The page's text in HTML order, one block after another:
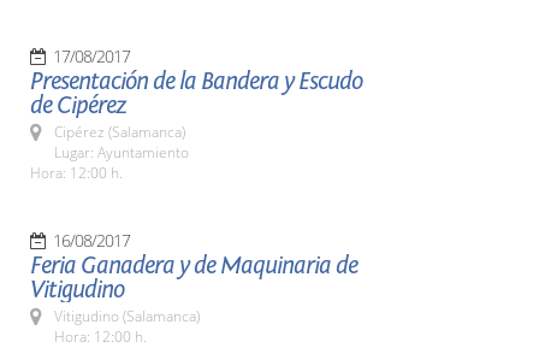
17/08/2017
Presentación de la Bandera y Escudo
de Cipérez
Cipérez (Salamanca)
Lugar: Ayuntamiento
Hora: 12:00 h.
16/08/2017
Feria Ganadera y de Maquinaria de
Vitigudino
Vitigudino (Salamanca)
Hora: 12:00 h.